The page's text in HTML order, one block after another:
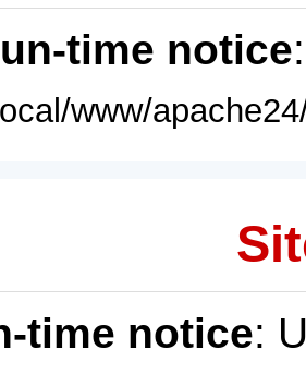
time notice
www/
time notice: